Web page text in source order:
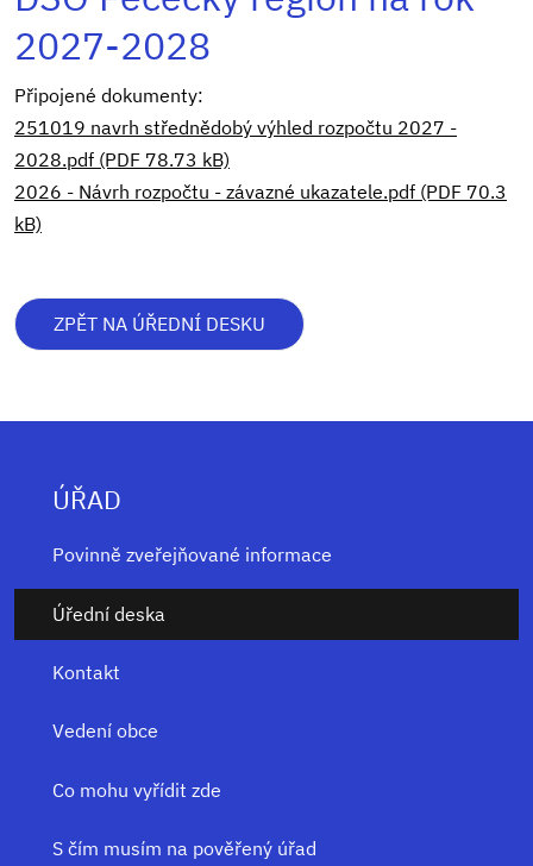
2027-2028
Připojené dokumenty:
251019 navrh střednědobý výhled rozpočtu 2027 -
2028.pdf (PDF 78.73 kB)
2026 - Návrh rozpočtu - závazné ukazatele.pdf (PDF 70.3
kB)
ZPĚT NA ÚŘEDNÍ DESKU
ÚŘAD
Povinně zveřejňované informace
Úřední deska
Kontakt
Vedení obce
Co mohu vyřídit zde
S čím musím na pověřený úřad